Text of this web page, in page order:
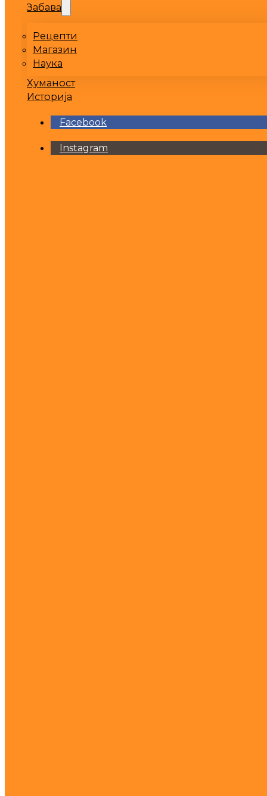
Забава
Рецепти
Магазин
Наука
Хуманост
Историја
Facebook
Instagram